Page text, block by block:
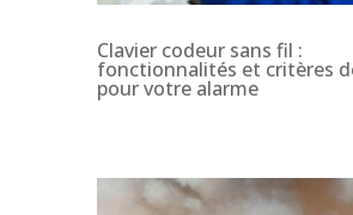
Clavier codeur sans fil :
fonctionnalités et critères
pour votre alarme